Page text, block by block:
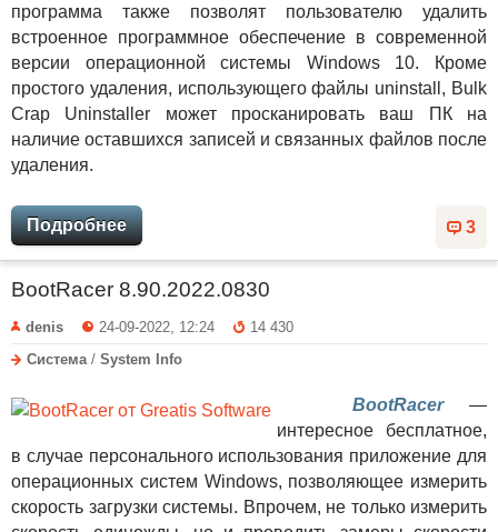
программа также позволят пользователю удалить
встроенное программное обеспечение в современной
версии операционной системы Windows 10. Кроме
простого удаления, использующего файлы uninstall, Bulk
Crap Uninstaller может просканировать ваш ПК на
наличие оставшихся записей и связанных файлов после
удаления.
3
Подробнее
BootRacer 8.90.2022.0830
denis 24-09-2022, 12:24
14 430
Система/ System Info
BootRacer—
интересное бесплатное,
в случае персонального использования приложение для
операционных систем Windows, позволяющее измерить
скорость загрузки системы. Впрочем, не только измерить